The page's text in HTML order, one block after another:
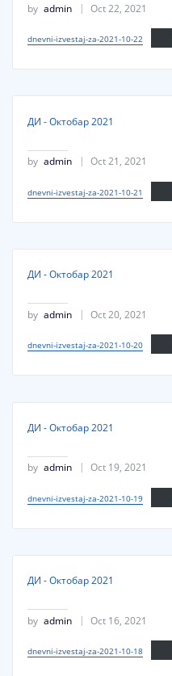
by admin Oct 22, 2021
dnevni-izvestaj-za-2021-10-22
ДИ - Октобар 2021
by admin Oct 21, 2021
dnevni-izvestaj-za-2021-10-21
ДИ - Октобар 2021
by admin Oct 20, 2021
dnevni-izvestaj-za-2021-10-20
ДИ - Октобар 2021
by admin Oct 19, 2021
dnevni-izvestaj-za-2021-10-19
ДИ - Октобар 2021
by admin Oct 16, 2021
dnevni-izvestaj-za-2021-10-18